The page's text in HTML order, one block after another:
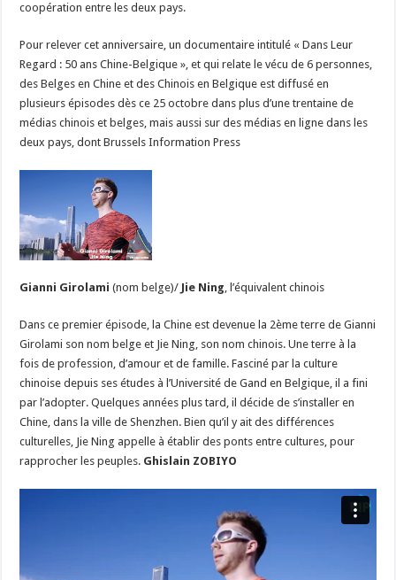
coopération entre les deux pays.
Pour relever cet anniversaire, un documentaire intitulé « Dans Leur
Regard : 50 ans Chine-Belgique », et qui relate le vécu de 6 personnes,
des Belges en Chine et des Chinois en Belgique est diffusé en
plusieurs épisodes dès ce 25 octobre dans plus d’une trentaine de
médias chinois et belges, mais aussi sur des médias en ligne dans les
deux pays, dont Brussels Information Press
Gianni Girolami (nom belge)/ Jie Ning , l’équivalent chinois
Dans ce premier épisode, la Chine est devenue la 2ème terre de Gianni
Girolami son nom belge et Jie Ning, son nom chinois. Une terre à la
fois de profession, d’amour et de famille. Fasciné par la culture
chinoise depuis ses études à l’Université de Gand en Belgique, il a fini
par l’adopter. Quelques années plus tard, il décide de s’installer en
Chine, dans la ville de Shenzhen. Bien qu’il y ait des différences
culturelles, Jie Ning appelle à établir des ponts entre cultures, pour
rapprocher les peuples. Ghislain ZOBIYO